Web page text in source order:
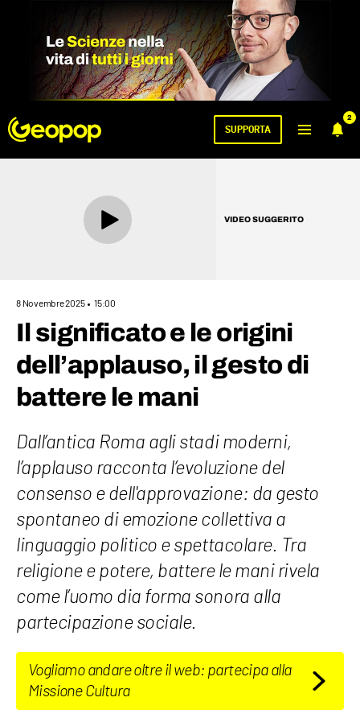
2
SUPPORTA
VIDEO SUGGERITO
8 Novembre 2025 15:00
Il significato e le origini
dell’applauso, il gesto di
battere le mani
Dall’antica Roma agli stadi moderni,
l’applauso racconta l’evoluzione del
consenso e dell'approvazione: da gesto
spontaneo di emozione collettiva a
linguaggio politico e spettacolare. Tra
religione e potere, battere le mani rivela
come l’uomo dia forma sonora alla
partecipazione sociale.
Vogliamo andare oltre il web: partecipa alla
Missione Cultura